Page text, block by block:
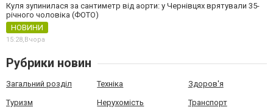
Куля зупинилася за сантиметр від аорти: у Чернівцях врятували 35-
річного чоловіка (ФОТО)
НОВИНИ
15:28, Вчора
Рубрики новин
Загальний розділ Техніка Здоров'я
Туризм Нерухомість Транспорт